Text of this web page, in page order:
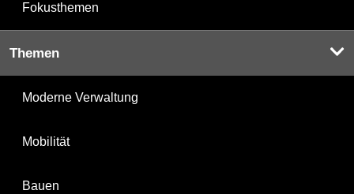
Fokusthemen
Themen
Moderne Verwaltung
Mobilität
Bauen